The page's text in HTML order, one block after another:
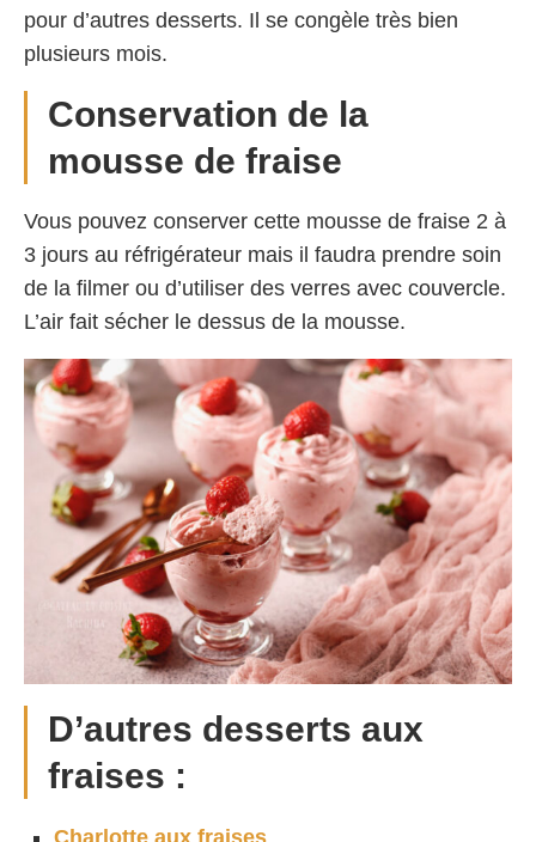
pour d’autres desserts. Il se congèle très bien
plusieurs mois.
Conservation de la
mousse de fraise
Vous pouvez conserver cette mousse de fraise 2 à
3 jours au réfrigérateur mais il faudra prendre soin
de la filmer ou d’utiliser des verres avec couvercle.
L’air fait sécher le dessus de la mousse.
D’autres desserts aux
fraises :
Charlotte aux fraises